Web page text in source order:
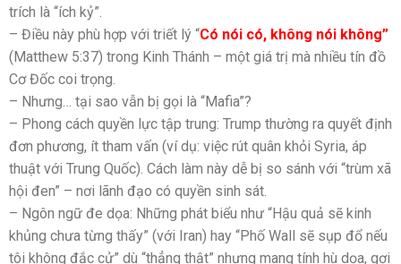
trích là “ích kỷ”.
– Điều này phù hợp với triết lý “Có nói có, không nói không”
(Matthew 5:37) trong Kinh Thánh – một giá trị mà nhiều tín đồ
Cơ Đốc coi trọng.
– Nhưng… tại sao vẫn bị gọi là “Mafia”?
– Phong cách quyền lực tập trung: Trump thường ra quyết định
đơn phương, ít tham vấn (ví dụ: việc rút quân khỏi Syria, áp
thuật với Trung Quốc). Cách làm này dễ bị so sánh với “trùm xã
hội đen” – nơi lãnh đạo có quyền sinh sát.
– Ngôn ngữ đe dọa: Những phát biểu như “Hậu quả sẽ kinh
khủng chưa từng thấy” (với Iran) hay “Phố Wall sẽ sụp đổ nếu
tôi không đắc cử” dù “thẳng thật” nhưng mang tính hù dọa, gợi